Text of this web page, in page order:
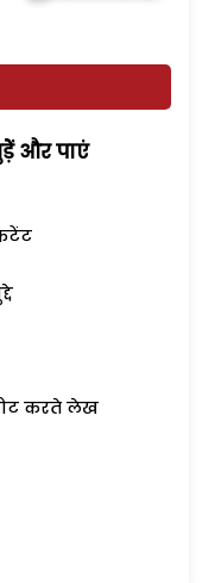
और पाएं
करते लेख